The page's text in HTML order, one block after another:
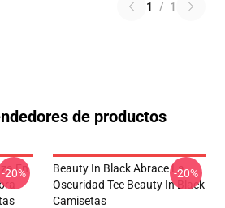
1 / 1
de productos
En
-20%
Beauty In Black Abrace La
Oscuridad Tee Beauty In Black
Camisetas
-20%